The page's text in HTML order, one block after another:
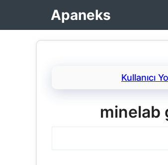
Apaneks
Kullanıcı
minelab